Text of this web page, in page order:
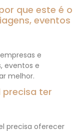
que este é o
eventos
e
eventos e
melhor.
precisa ter
precisa oferecer